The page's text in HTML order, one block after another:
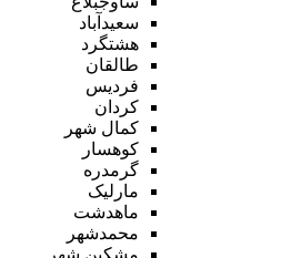
سعیدآباد
هشتگرد
طالقان
فردیس
کردان
کمال شهر
کوهسار
گرمدره
مارلیک
ماهدشت
محمدشهر
مشکین شهر